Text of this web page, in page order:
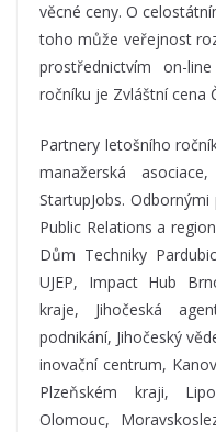
věcné ceny. O
toho může veřejnost
prostřednictvím on-
ročníku je Zvláštní cena
Partnery letošního
manažerská
StartupJobs.
Public Relations a
Dům Techniky
UJEP, Impact Hub
kraje, Jihočeská
podnikání, Jihočeský
inovační centrum,
Plzeňském kraji,
Olomouc,